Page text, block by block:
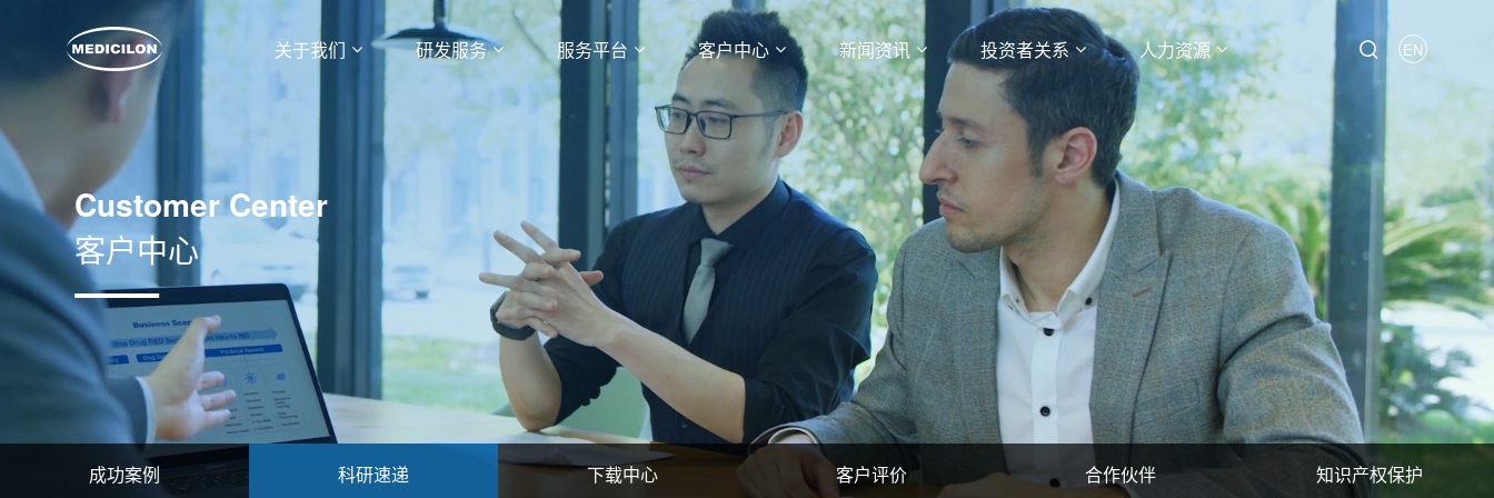
关于我们 研发服务 服务平台 客户中心 新闻资讯 投资者关系 人力资源 EN
Customer Center
客户中心
成功案例 科研速递 下载中心 客户评价 合作伙伴 知识产权保护